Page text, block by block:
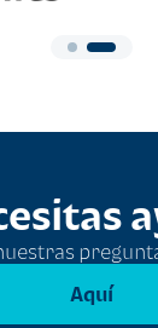
Aquí